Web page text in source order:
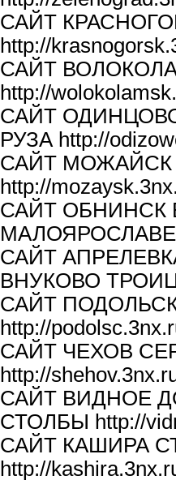
САЙТ
http://
САЙТ
http://
САЙТ
РУЗА http://
САЙТ МОЖАЙСК
http://
САЙТ ОБНИНСК
САЙТ
ВНУКОВО
САЙТ
http://
САЙТ ЧЕХОВ
http://
САЙТ ВИДНОЕ
СТОЛБЫ http://
САЙТ КАШИРА
http://